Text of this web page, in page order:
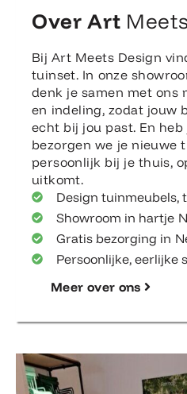
Over Art Meets
Bij Art Meets Design
tuinset. In onze
denk je samen met ons
en indeling, zodat jouw
echt bij jou past. En heb
bezorgen we je nieuwe
persoonlijk bij je thuis,
uitkomt.
Design tuinmeubels,
Showroom in hartje
Gratis bezorging in
Persoonlijke, eerlijke
Meer over ons